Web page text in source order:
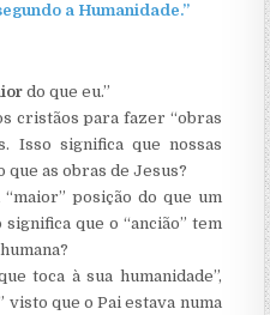
a Humanidade.”
do que eu.”
cristãos para fazer “obras
Isso significa que nossas
que as obras de Jesus?
“maior” posição do que um
que o “ancião” tem
toca à sua humanidade”,
visto que o Pai estava numa